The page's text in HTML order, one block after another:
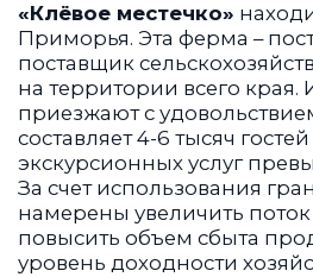
«Клёвое местечко»
Приморья. Эта ферма –
поставщик
на территории всего края.
приезжают с
составляет 4-6 тысяч
экскурсионных услуг
За счет использования
намерены увеличить поток
повысить объем сбыта
уровень доходности